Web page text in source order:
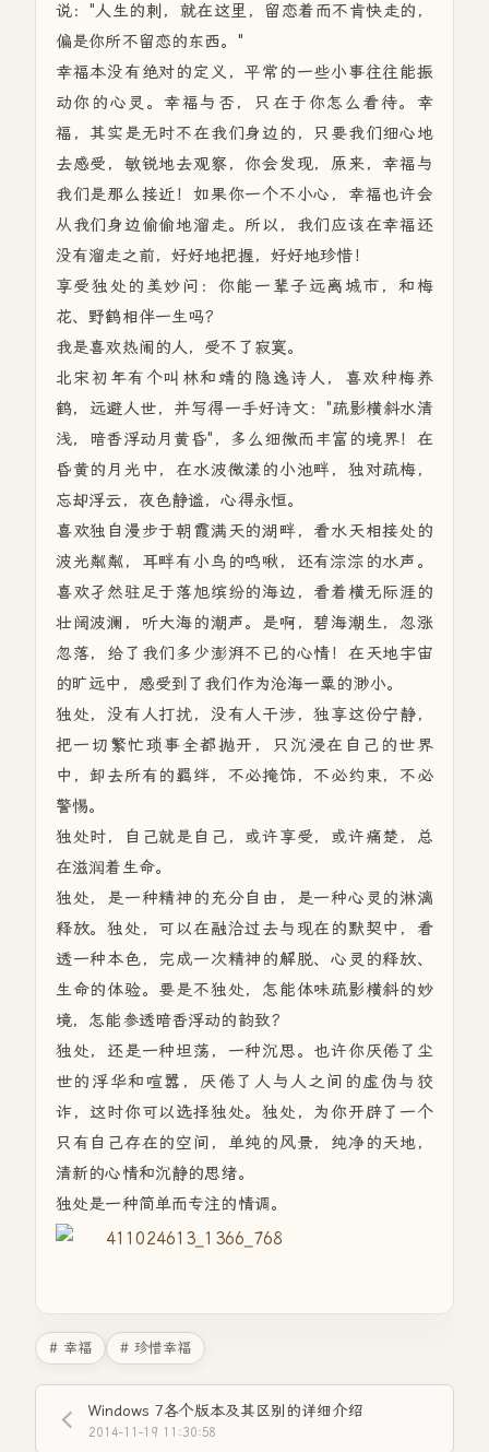
说："人生的刺，就在这里，留恋着而不肯快走的，
偏是你所不留恋的东西。"
幸福本没有绝对的定义，平常的一些小事往往能振
动你的心灵。幸福与否，只在于你怎么看待。幸
福，其实是无时不在我们身边的，只要我们细心地
去感受，敏锐地去观察，你会发现，原来，幸福与
我们是那么接近！如果你一个不小心，幸福也许会
从我们身边偷偷地溜走。所以，我们应该在幸福还
没有溜走之前，好好地把握，好好地珍惜！
享受独处的美妙问：你能一辈子远离城市，和梅
花、野鹤相伴一生吗？
我是喜欢热闹的人，受不了寂寞。
北宋初年有个叫林和靖的隐逸诗人，喜欢种梅养
鹤，远避人世，并写得一手好诗文："疏影横斜水清
浅，暗香浮动月黄昏"，多么细微而丰富的境界！在
昏黄的月光中，在水波微漾的小池畔，独对疏梅，
忘却浮云，夜色静谧，心得永恒。
喜欢独自漫步于朝霞满天的湖畔，看水天相接处的
波光粼粼，耳畔有小鸟的鸣啾，还有淙淙的水声。
喜欢孑然驻足于落旭缤纷的海边，看着横无际涯的
壮阔波澜，听大海的潮声。是啊，碧海潮生，忽涨
忽落，给了我们多少澎湃不已的心情！在天地宇宙
的旷远中，感受到了我们作为沧海一粟的渺小。
独处，没有人打扰，没有人干涉，独享这份宁静，
把一切繁忙琐事全都抛开，只沉浸在自己的世界
中，卸去所有的羁绊，不必掩饰，不必约束，不必
警惕。
独处时，自己就是自己，或许享受，或许痛楚，总
在滋润着生命。
独处，是一种精神的充分自由，是一种心灵的淋漓
释放。独处，可以在融洽过去与现在的默契中，看
透一种本色，完成一次精神的解脱、心灵的释放、
生命的体验。要是不独处，怎能体味疏影横斜的妙
境，怎能参透暗香浮动的韵致？
独处，还是一种坦荡，一种沉思。也许你厌倦了尘
世的浮华和喧嚣，厌倦了人与人之间的虚伪与狡
诈，这时你可以选择独处。独处，为你开辟了一个
只有自己存在的空间，单纯的风景，纯净的天地，
清新的心情和沉静的思绪。
独处是一种简单而专注的情调。
# 幸福 # 珍惜幸福
Windows 7各个版本及其区别的详细介绍
2014-11-19 11:30:58